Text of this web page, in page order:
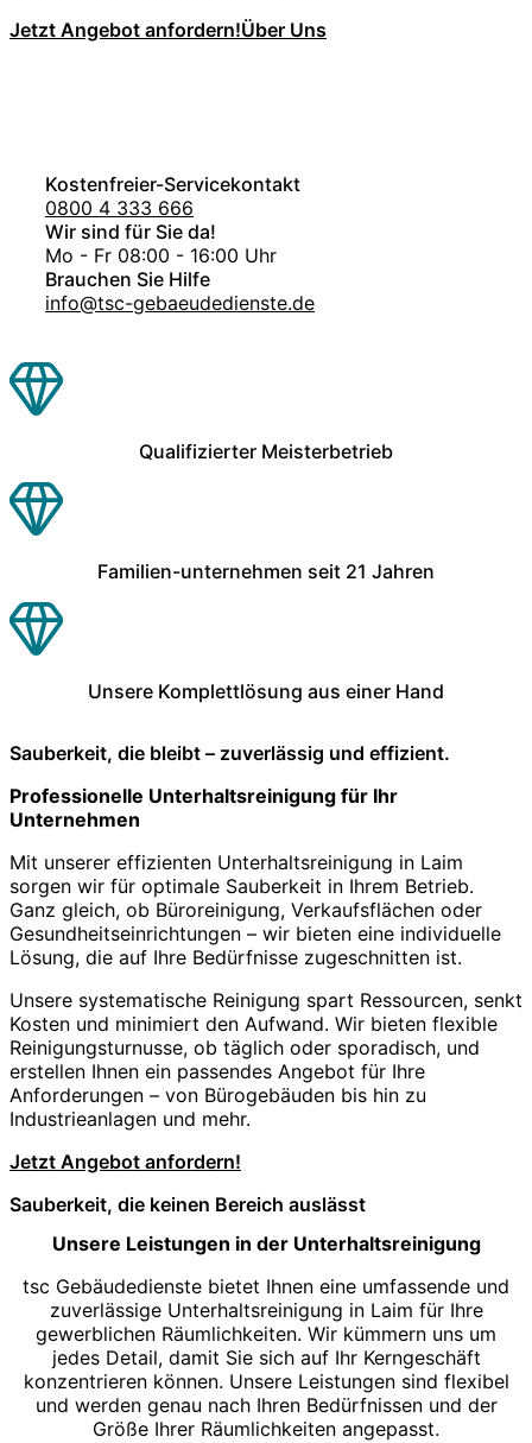
Jetzt Angebot anfordern!Über Uns
Kostenfreier-Servicekontakt
0800 4 333 666
Wir sind für Sie da!
Mo - Fr 08:00 - 16:00 Uhr
Brauchen Sie Hilfe
info@tsc-gebaeudedienste.de
Qualifizierter Meisterbetrieb
Familien-unternehmen seit 21 Jahren
Unsere Komplettlösung aus einer Hand
Sauberkeit, die bleibt – zuverlässig und effizient.
Professionelle Unterhaltsreinigung für Ihr
Unternehmen
Mit unserer effizienten Unterhaltsreinigung in Laim
sorgen wir für optimale Sauberkeit in Ihrem Betrieb.
Ganz gleich, ob Büroreinigung, Verkaufsflächen oder
Gesundheitseinrichtungen – wir bieten eine individuelle
Lösung, die auf Ihre Bedürfnisse zugeschnitten ist.
Unsere systematische Reinigung spart Ressourcen, senkt
Kosten und minimiert den Aufwand. Wir bieten flexible
Reinigungsturnusse, ob täglich oder sporadisch, und
erstellen Ihnen ein passendes Angebot für Ihre
Anforderungen – von Bürogebäuden bis hin zu
Industrieanlagen und mehr.
Jetzt Angebot anfordern!
Sauberkeit, die keinen Bereich auslässt
Unsere Leistungen in der Unterhaltsreinigung
tsc Gebäudedienste bietet Ihnen eine umfassende und
zuverlässige Unterhaltsreinigung in Laim für Ihre
gewerblichen Räumlichkeiten. Wir kümmern uns um
jedes Detail, damit Sie sich auf Ihr Kerngeschäft
konzentrieren können. Unsere Leistungen sind flexibel
und werden genau nach Ihren Bedürfnissen und der
Größe Ihrer Räumlichkeiten angepasst.